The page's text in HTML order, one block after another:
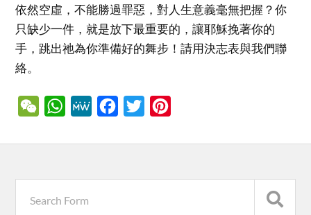
依然空虛，不能勝過罪惡，對人生意義毫無把握？你
只缺少一件，就是放下最重要的，讓耶穌挽著你的
手，跳出祂為你準備好的舞步！請用決志表與我們聯
絡。
WeChatWhatsApp
MeWe Facebook
Twitter